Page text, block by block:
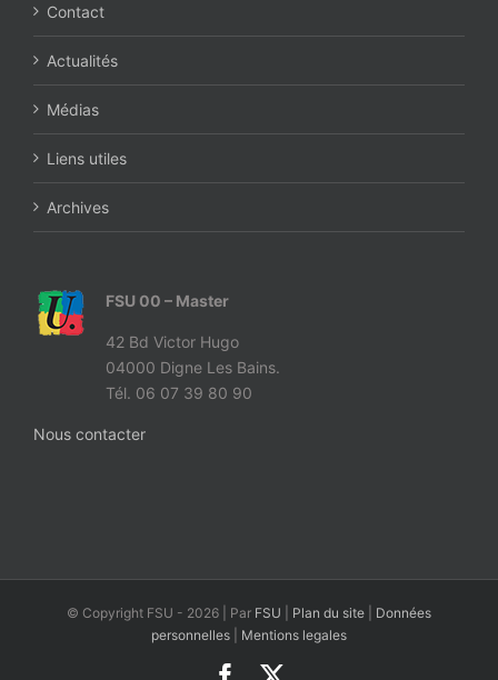
Contact
Actualités
Médias
Liens utiles
Archives
FSU 00 – Master
42 Bd Victor Hugo
04000 Digne Les Bains.
Tél. 06 07 39 80 90
Nous contacter
© Copyright FSU - 2026 | Par FSU Plan du site
Données
personnelles
Mentions legales
Facebook